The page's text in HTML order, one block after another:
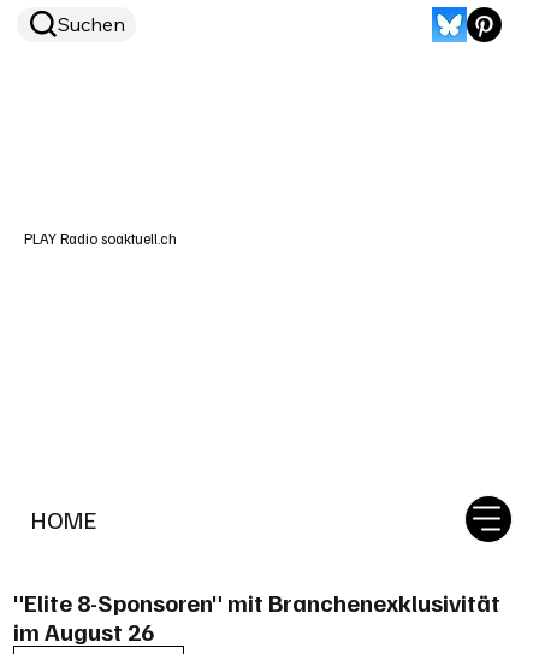
HOME
Suchen
PLAY Radio soaktuell.ch
"Elite 8-Sponsoren" mit Branchenexklusivität
im August 26